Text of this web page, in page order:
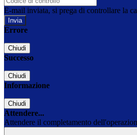
E-mail inviata, si prega di controllare la
Errore
Chiudi
Successo
Chiudi
Informazione
Chiudi
Attendere...
Attendere il completamento